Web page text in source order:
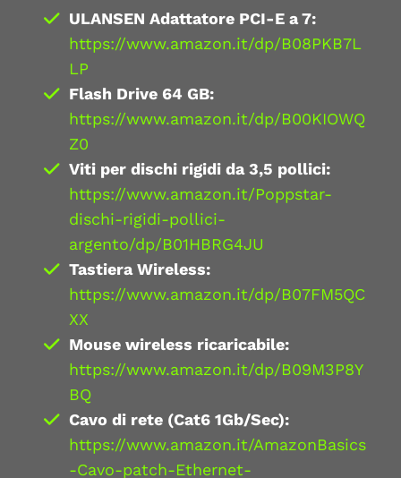
ULANSEN Adattatore PCI-E a 7:
https://www.amazon.it/dp/B08PKB7L
LP
Flash Drive 64 GB:
https://www.amazon.it/dp/B00KIOWQ
Z0
Viti per dischi rigidi da 3,5 pollici:
https://www.amazon.it/Poppstar-
dischi-rigidi-pollici-
argento/dp/B01HBRG4JU
Tastiera Wireless:
https://www.amazon.it/dp/B07FM5QC
XX
Mouse wireless ricaricabile:
https://www.amazon.it/dp/B09M3P8Y
BQ
Cavo di rete (Cat6 1Gb/Sec):
https://www.amazon.it/AmazonBasics
-Cavo-patch-Ethernet-